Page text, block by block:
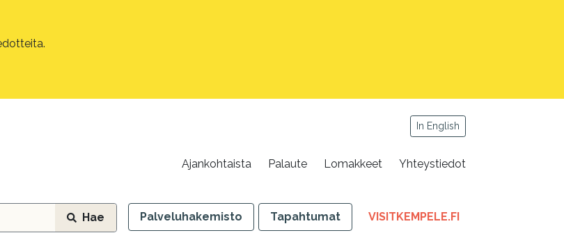
In English
Ajankohtaista Palaute Lomakkeet Yhteystiedot
Hae Palveluhakemisto Tapahtumat VISITKEMPELE.FI,